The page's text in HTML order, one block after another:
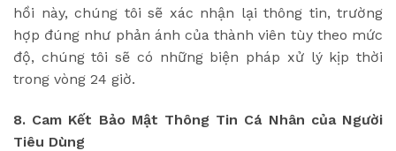
hồi này, chúng tôi sẽ xác nhận lại thông tin, trường
hợp đúng như phản ánh của thành viên tùy theo mức
độ, chúng tôi sẽ có những biện pháp xử lý kịp thời
trong vòng 24 giờ.
8. Cam Kết Bảo Mật Thông Tin Cá Nhân của Người
Tiêu Dùng